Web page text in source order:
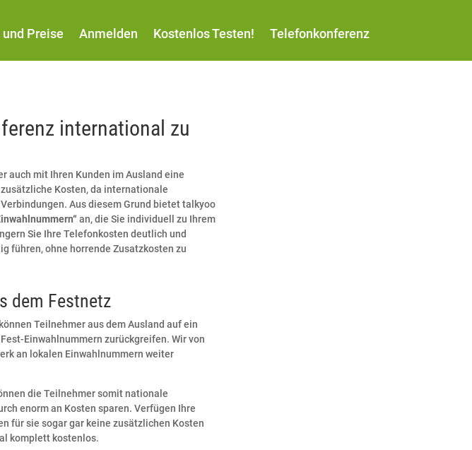
Preise Anmelden Kostenlos Testen! Telefonkonferenz
international zu
auch mit Ihren Kunden im Ausland eine
Kosten, da internationale
Aus diesem Grund bietet talkyoo
an, die Sie individuell zu Ihrem
Sie Ihre Telefonkosten deutlich und
führen, ohne horrende Zusatzkosten zu
dem Festnetz
Teilnehmer aus dem Ausland auf ein
Einwahlnummern zurückgreifen. Wir von
an lokalen Einwahlnummern weiter
die Teilnehmer somit nationale
enorm an Kosten sparen. Verfügen Ihre
für sie sogar gar keine zusätzlichen Kosten
komplett kostenlos.